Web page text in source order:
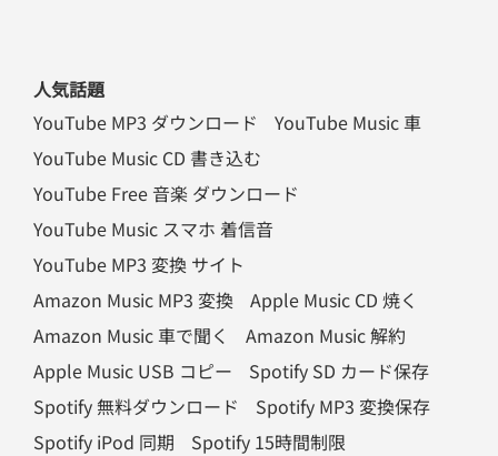
人気話題
YouTube MP3 ダウンロード
YouTube Music 車
YouTube Music CD 書き込む
YouTube Free 音楽 ダウンロード
YouTube Music スマホ 着信音
YouTube MP3 変換 サイト
Amazon Music MP3 変換
Apple Music CD 焼く
Amazon Music 車で聞く
Amazon Music 解約
Apple Music USB コピー
Spotify SD カード保存
Spotify 無料ダウンロード
Spotify MP3 変換保存
Spotify iPod 同期
Spotify 15時間制限